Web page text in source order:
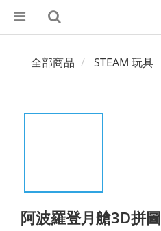
全部商品 STEAM 玩具
阿波羅登月艙3D拼圖